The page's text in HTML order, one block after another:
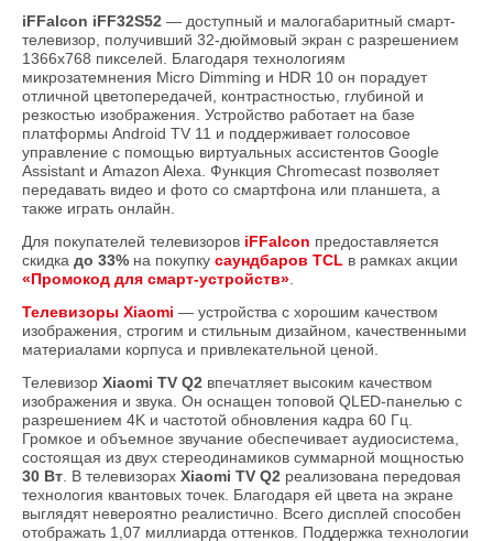
iFFalcon iFF32S52 — доступный и малогабаритный смарт-
телевизор, получивший 32-дюймовый экран с разрешением
1366x768 пикселей. Благодаря технологиям
микрозатемнения Micro Dimming и HDR 10 он порадует
отличной цветопередачей, контрастностью, глубиной и
резкостью изображения. Устройство работает на базе
платформы Android TV 11 и поддерживает голосовое
управление с помощью виртуальных ассистентов Google
Assistant и Amazon Alexa. Функция Chromecast позволяет
передавать видео и фото со смартфона или планшета, а
также играть онлайн.
Для покупателей телевизоров iFFalcon предоставляется
скидка до 33% на покупку саундбаров TCL в рамках акции
«Промокод для смарт-устройств».
Телевизоры Xiaomi — устройства с хорошим качеством
изображения, строгим и стильным дизайном, качественными
материалами корпуса и привлекательной ценой.
Телевизор Xiaomi TV Q2 впечатляет высоким качеством
изображения и звука. Он оснащен топовой QLED-панелью с
разрешением 4K и частотой обновления кадра 60 Гц.
Громкое и объемное звучание обеспечивает аудиосистема,
состоящая из двух стереодинамиков суммарной мощностью
30 Вт. В телевизорах Xiaomi TV Q2 реализована передовая
технология квантовых точек. Благодаря ей цвета на экране
выглядят невероятно реалистично. Всего дисплей способен
отображать 1,07 миллиарда оттенков. Поддержка технологии